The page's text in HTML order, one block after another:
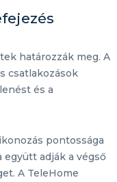
határozzák meg. A
csatlakozások
és a
pontossága
adják a végső
A TeleHome